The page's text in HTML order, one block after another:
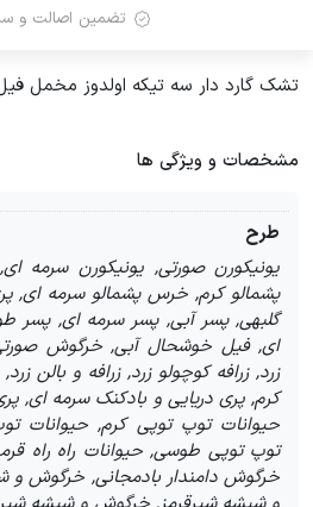
تضمین اصالت و
تشک گارد دار سه تیکه اولدوز مخمل
مشخصات و ویژگی ها
طرح
یونیکورن صورتی, یونیکورن سرمه
پشمالو کرم, خرس پشمالو سرمه ای,
گلبهی, پسر آبی, پسر سرمه ای, پسر
ای, فیل خوشحال آبی, خرگوش
زرد, زرافه کوچولو زرد, زرافه و بالن
کرم, پری دریایی و بادکنک سرمه ای,
حیوانات توپ توپی کرم, حیوانات
توپ توپی طوسی, حیوانات راه راه
خرگوش دامندار بادمجانی, خرگوش